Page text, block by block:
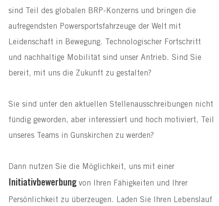
sind Teil des globalen BRP-Konzerns und bringen die
aufregendsten Powersportsfahrzeuge der Welt mit
Leidenschaft in Bewegung. Technologischer Fortschritt
und nachhaltige Mobilität sind unser Antrieb. Sind Sie
bereit, mit uns die Zukunft zu gestalten?
Sie sind unter den aktuellen Stellenausschreibungen nicht
fündig geworden, aber interessiert und hoch motiviert, Teil
unseres Teams in Gunskirchen zu werden?
Dann nutzen Sie die Möglichkeit, uns mit einer
Initiativbewerbung von Ihren Fähigkeiten und Ihrer
Persönlichkeit zu überzeugen. Laden Sie Ihren Lebenslauf